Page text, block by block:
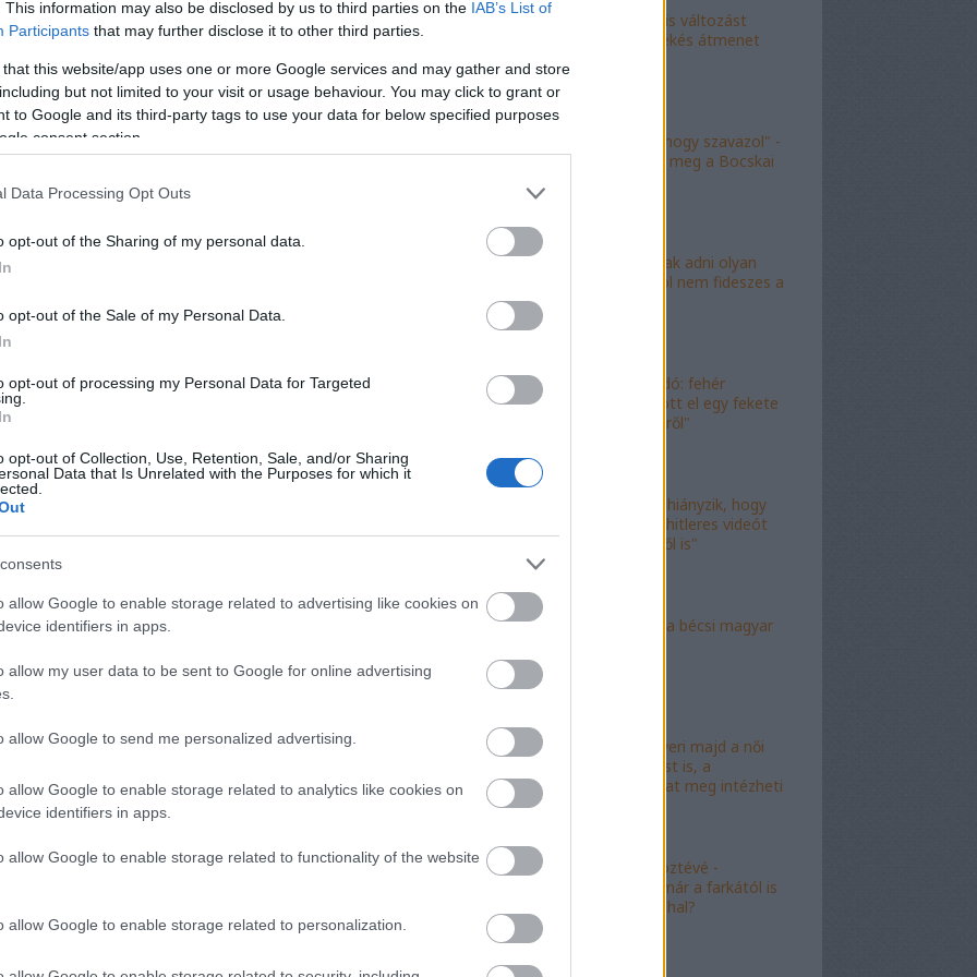
This information may also be disclosed by us to third parties on the IAB’s List of
Participants that may further disclose it to other third parties.
that this website/app uses one or more Google services and may gather and store
but not limited to your visit or usage behaviour. You may click to grant or
to Google and its third-party tags to use your data for below specified purposes
consent section.
Data Processing Opt Outs
opt-out of the Sharing of my personal data.
opt-out of the Sale of my Personal Data.
opt-out of processing my Personal Data for Targeted
opt-out of Collection, Use, Retention, Sale, and/or Sharing
Data that Is Unrelated with the Purposes for which it
allow Google to enable storage related to advertising like cookies on
identifiers in apps.
allow my user data to be sent to Google for online advertising
allow Google to send me personalized advertising.
allow Google to enable storage related to analytics like cookies on
identifiers in apps.
allow Google to enable storage related to functionality of the website
allow Google to enable storage related to personalization.
se - az alig létező - centrumból nem
tudtak növekedni.
szerették volna a baloldal vezérének, de
MSZP-sek. A DK erősödése csak illúzió: nem nő a
hogy a jobboldaliak nem szavaznának egy
a baloldalon finoman fogalmazva se osztatlan
hogy a választási eredményben meghatározó
szavazatot.
magyar politikus,elutasítottabb még Novák
volna összemérhető vele.
"Kokó radikális változást
akart, én a békés átmenet
"Köszönöm, hogy szavazol" -
molinó jelent meg a Bocskai
"Lóf.szt fognak adni olyan
területre, ahol nem fideszes a
"Magyar híradó: fehér
gyereket lopott el egy fekete
férfi az erkélyről"
"Már csak az hiányzik, hogy
valami idióta hitleres videót
csináljon ebből is"
"Mély torok" a bécsi magyar
"Mészáros nyeri majd a női
kalapácsvetést is, a
kabalafigurákat meg intézheti
"Minőségi" köztévé -
hamarosan, már a farkától is
bűzleni fog a hal?